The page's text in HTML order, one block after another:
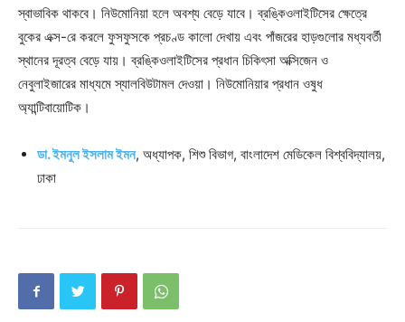
স্বাভাবিক থাকবে। নিউমোনিয়া হলে অবশ্য বেড়ে যাবে। ব্রঙ্কিওলাইটিসের ক্ষেত্রে
বুকের এক্স-রে করলে ফুসফুসকে প্রচণ্ড কালো দেখায় এবং পাঁজরের হাড়গুলোর মধ্যবর্তী
স্থানের দূরত্ব বেড়ে যায়। ব্রঙ্কিওলাইটিসের প্রধান চিকিৎসা অক্সিজেন ও
নেবুলাইজারের মাধ্যমে স্যালবিউটামল দেওয়া। নিউমোনিয়ার প্রধান ওষুধ
অ্যান্টিবায়োটিক।
ডা. ইমনুল ইসলাম ইমন, অধ্যাপক, শিশু বিভাগ, বাংলাদেশ মেডিকেল বিশ্ববিদ্যালয়,
ঢাকা